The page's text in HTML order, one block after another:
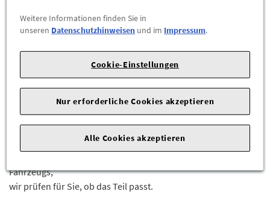
70723 Stuttgart |Tel: +49711170 |E-Mail:
dialog.mb@mercedes-benz.com|Webseite:
https://www.mercedes-benz.com
Sie sind sich nicht sicher, ob das Ersatzteil bei Ihrem Fahrzeug
passt?
Fahrzeugs,
wir prüfen für Sie, ob das Teil passt.
Weitere Informationen finden Sie in
unseren Datenschutzhinweisen und im Impressum.
Cookie-Einstellungen
Nur erforderliche Cookies akzeptieren
Alle Cookies akzeptieren